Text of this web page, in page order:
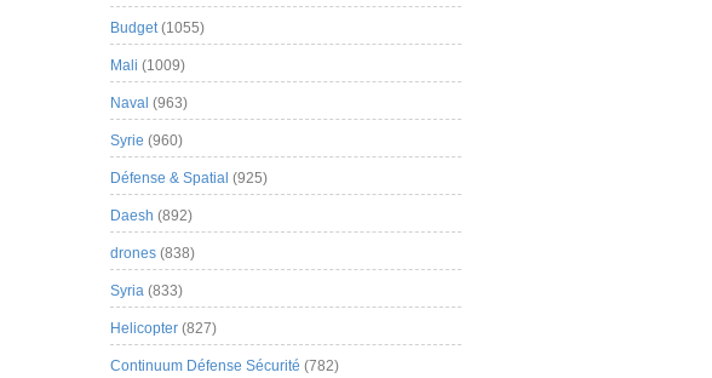
Budget(1055)
Mali (1009)
Naval (963)
Syrie (960)
Défense & Spatial (925)
Daesh (892)
drones (838)
Syria (833)
Helicopter (827)
Continuum Défense Sécurité (782)